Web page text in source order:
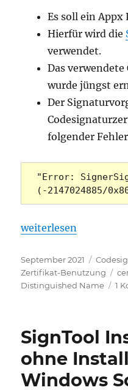
Es soll ein
Hierfür wird die
verwendet.
Das
wurde jüngst
Der
folgender
"Error:
(-2147024885/
„Codesignaturen von
weiterlesen
Veröffentlicht
am
September 2021
Zertifikat-Benutzung
Distinguished Name
1
SignTool
ohne
Windows